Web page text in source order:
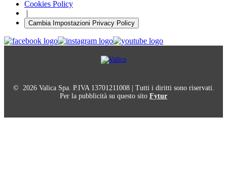
Cookies Policy
|
Cambia Impostazioni Privacy Policy
© 2026 Valica Spa. P.IVA 13701211008 | Tutti i diritti sono riservati.
Per la pubblicità su questo sito Fytur